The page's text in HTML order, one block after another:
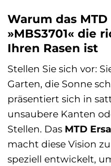
Warum das
»MBS3701« die
Ihren Rasen ist
Stellen Sie sich vor:
Garten, die Sonne
präsentiert sich in
unsaubere Kanten
Stellen. Das MTD
macht diese Vision
speziell entwickelt,